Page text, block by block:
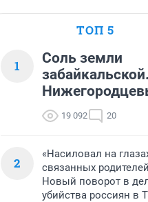
ТОП 5
1
Соль земли
забайкальской.
19 092 20
2
«Насиловал на
связанных
Новый поворот в
убийства россиян в